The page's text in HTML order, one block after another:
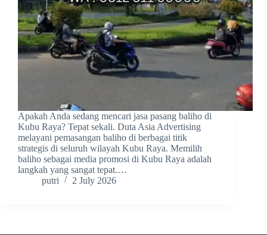
Apakah Anda sedang mencari jasa pasang baliho di
Kubu Raya? Tepat sekali. Duta Asia Advertising
melayani pemasangan baliho di berbagai titik
strategis di seluruh wilayah Kubu Raya. Memilih
baliho sebagai media promosi di Kubu Raya adalah
langkah yang sangat tepat.…
putri
2 July 2026